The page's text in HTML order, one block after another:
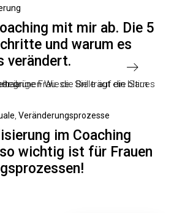
mit mir ab. Die 5
und warum es
verändert.
Veränderungsprozesse
im Coaching
wichtig ist für Frauen